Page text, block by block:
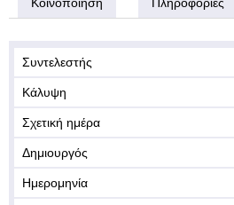
Συντελεστής
Κάλυψη
Σχετική ημέρα
Δημιουργός
Ημερομηνία